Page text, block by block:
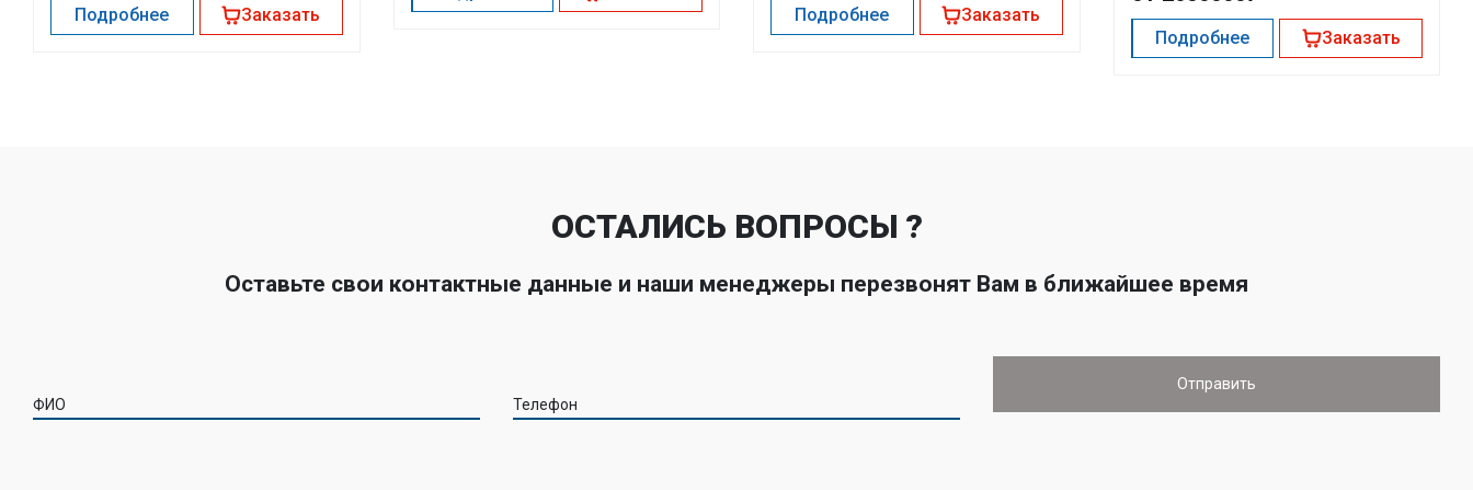
Подробнее Заказать Подробнее Заказать
Подробнее Заказать
ОСТАЛИСЬ ВОПРОСЫ ?
Оставьте свои контактные данные и наши менеджеры перезвонят Вам в ближайшее время
ФИО Телефон